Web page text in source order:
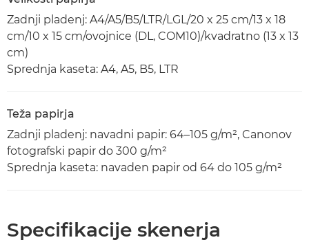
Zadnji pladenj: A4/A5/B5/LTR/LGL/20 x 25 cm/13 x 18
cm/10 x 15 cm/ovojnice (DL, COM10)/kvadratno (13 x 13
cm)
Sprednja kaseta: A4, A5, B5, LTR
Teža papirja
Zadnji pladenj: navadni papir: 64–105 g/m², Canonov
fotografski papir do 300 g/m²
Sprednja kaseta: navaden papir od 64 do 105 g/m²
Specifikacije skenerja